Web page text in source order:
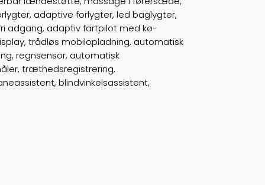
adaptive forlygter, led baglygter,
adgang, adaptiv fartpilot med kø-
trådløs mobilopladning, automatisk
regnsensor, automatisk
træthedsregistrering,
blindvinkelsassistent,